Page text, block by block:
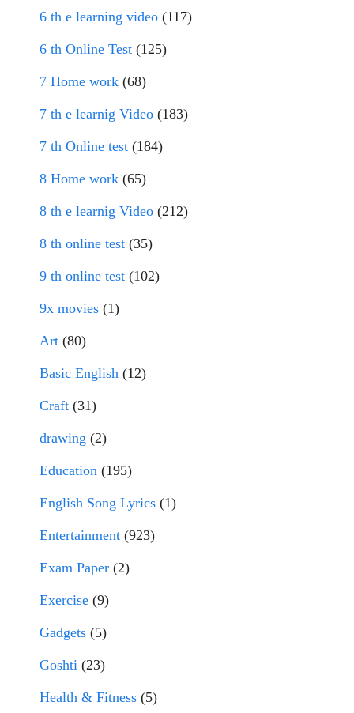
6 th e learning video (117)
6 th Online Test (125)
7 Home work (68)
7 th e learnig Video (183)
7 th Online test (184)
8 Home work (65)
8 th e learnig Video (212)
8 th online test (35)
9 th online test (102)
9x movies (1)
Art (80)
Basic English (12)
Craft (31)
drawing (2)
Education (195)
English Song Lyrics (1)
Entertainment (923)
Exam Paper (2)
Exercise (9)
Gadgets (5)
Goshti (23)
Health & Fitness (5)